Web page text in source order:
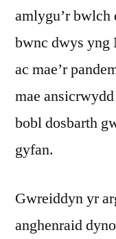
amlygu’r bwlch
bwnc dwys yng
ac mae’r
mae
bobl dosbarth
gyfan.
Gwreiddyn yr
anghenraid